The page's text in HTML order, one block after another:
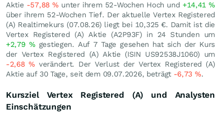
Aktie -57,88%unter ihrem 52-Wochen Hoch und +14,41%
über ihrem 52-Wochen Tief. Der aktuelle Vertex Registered
(A) Realtimekurs (07.08.26) liegt bei 10,325 €. Damit ist die
Vertex Registered (A) Aktie (A2P93F) in 24 Stunden um
+2,79 %gestiegen. Auf 7 Tage gesehen hat sich der Kurs
der Vertex Registered (A) Aktie (ISIN US92538J1060) um
-2,68% verändert. Der Verlust der Vertex Registered (A)
Aktie auf 30 Tage, seit dem 09.07.2026, beträgt -6,73 %.
Kursziel Vertex Registered (A) und Analysten
Einschätzungen